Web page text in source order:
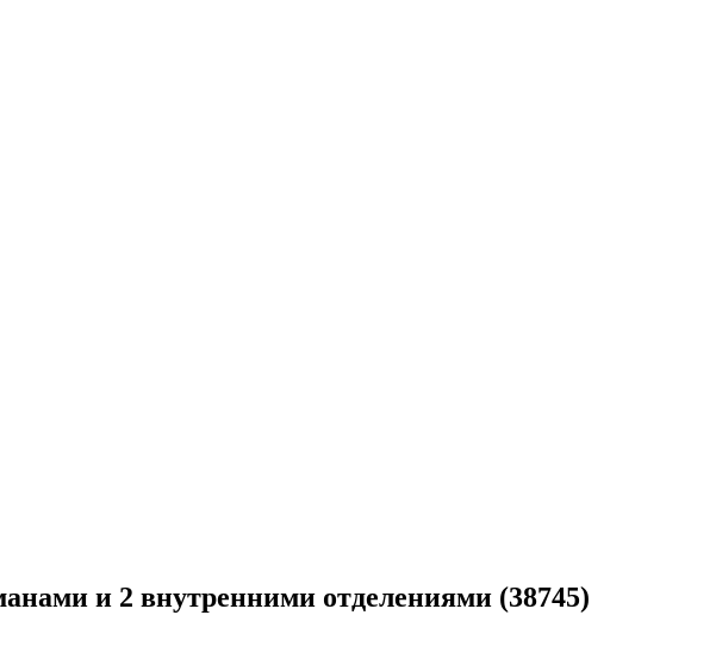
и 2 внутренними отделениями (38745)